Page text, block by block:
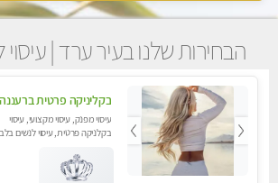
הבחירות שלנו בעיר ערד |
עיסוי מפנק, עיסוי מקצועי, עיסוי
בקלניקה פרטית, עיסוי לנשים